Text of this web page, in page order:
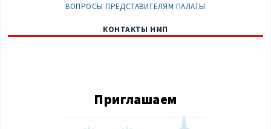
ВОПРОСЫ ПРЕДСТАВИТЕЛЯМ ПАЛАТЫ
КОНТАКТЫ НМП
Приглашаем